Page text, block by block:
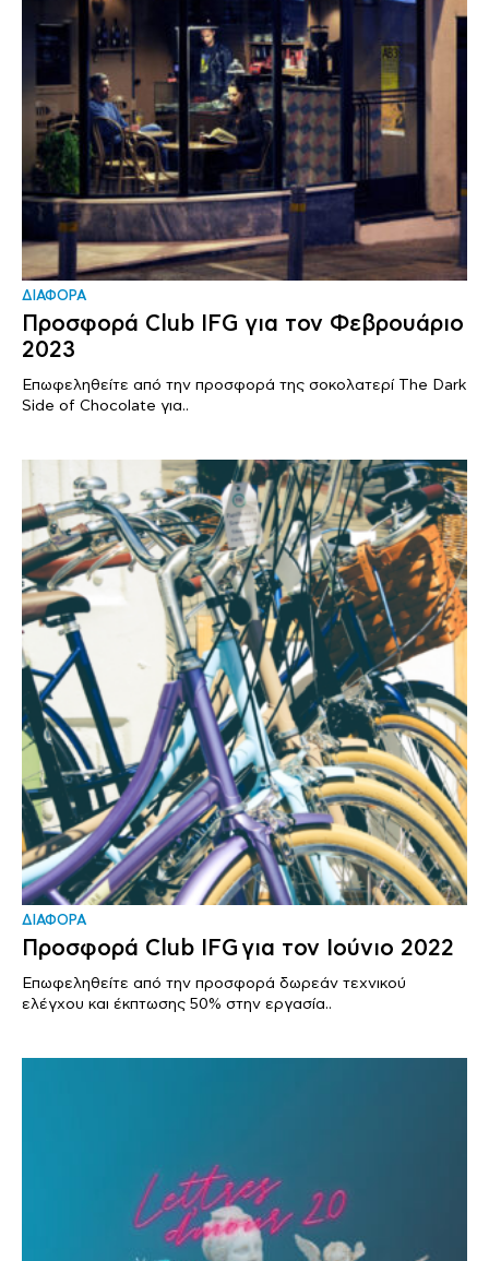
ΔΙΑΦΟΡΑ
Προσφορά Club IFG για τον Φεβρουάριο
2023
Επωφεληθείτε από την προσφορά της σοκολατερί The Dark
Side of Chocolate για..
ΔΙΑΦΟΡΑ
Προσφορά Club IFG για τον Ιούνιο 2022
Επωφεληθείτε από την προσφορά δωρεάν τεχνικού
ελέγχου και έκπτωσης 50% στην εργασία..